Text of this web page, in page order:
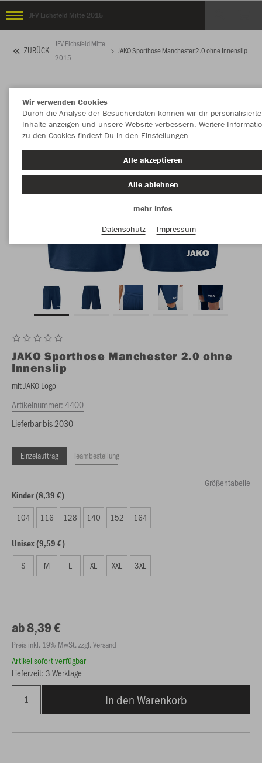
JFV Eichsfeld Mitte 2015
ZURÜCK
JFV Eichsfeld Mitte
2015
JAKO Sporthose Manchester 2.0 ohne Innenslip
JAKO Sporthose Manchester 2.0 ohne
Innenslip
mit JAKO Logo
Artikelnummer:4400
Lieferbar bis 2030
Einzelauftrag Teambestellung
Größentabelle
Kinder (8,39 €)
104 116 128 140 152 164
Unisex (9,59 €)
S M L XL XXL 3XL
ab 8,39 €
Preis inkl. 19% MwSt. zzgl. Versand
Artikel sofort verfügbar
Lieferzeit: 3 Werktage
In den Warenkorb
Wir verwenden Cookies
Durch die Analyse der Besucherdaten können wir dir personalisierte
Inhalte anzeigen und unsere Website verbessern. Weitere
zu den Cookies findest Du in den Einstellungen.
Alle akzeptieren
Alle ablehnen
mehr Infos
Datenschutz
Impressum